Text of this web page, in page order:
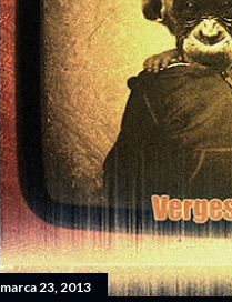
marca 23, 2013